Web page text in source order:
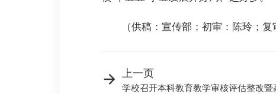
（供稿：宣传部；初审：陈玲；
上一页
学校召开本科教育教学审核评估整改